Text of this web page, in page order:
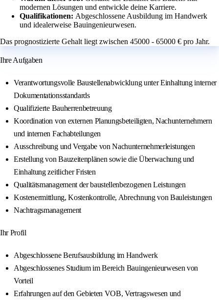
modernen Lösungen und entwickle deine Karriere.
Qualifikationen: Abgeschlossene Ausbildung im Handwerk
und idealerweise Bauingenieurwesen.
Das prognostizierte Gehalt liegt zwischen 45000 - 65000 € pro Jahr.
Ihre Aufgaben
Verantwortungsvolle Baustellenabwicklung unter Einhaltung interner
Dokumentationsstandards
Qualifizierte Bauherrenbetreuung
Koordination von externen Planungsbeteiligten, Nachunternehmern
und internen Fachabteilungen
Ausschreibung und Vergabe von Nachunternehmerleistungen
Erstellung von Bauzeitenplänen sowie die Überwachung und
Einhaltung zeitlicher Fristen
Qualitätsmanagement der baustellenbezogenen Leistungen
Kostenermittlung, Kostenkontrolle, Abrechnung von Bauleistungen
Nachtragsmanagement
Ihr Profil
Abgeschlossene Berufsausbildung im Handwerk
Abgeschlossenes Studium im Bereich Bauingenieurwesen von
Vorteil
Erfahrungen auf den Gebieten VOB, Vertragswesen und